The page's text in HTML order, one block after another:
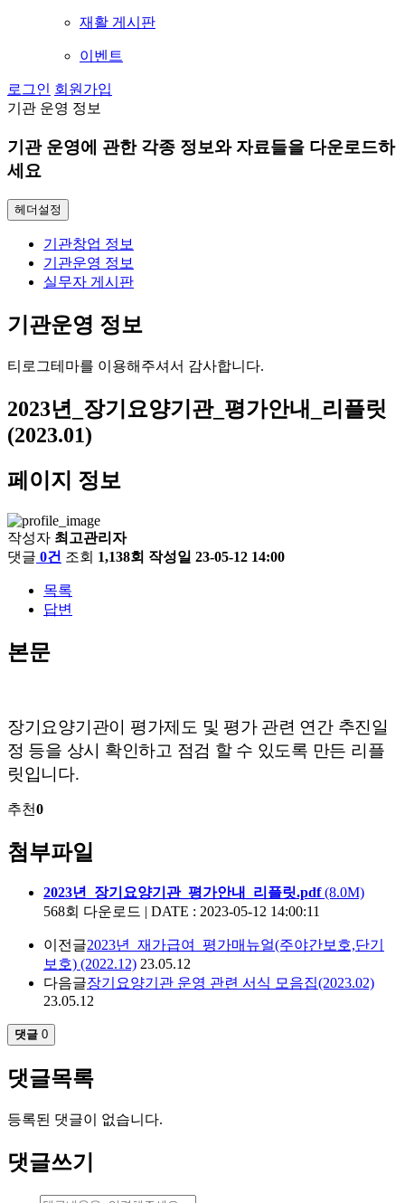
재활 게시판
이벤트
로그인 회원가입
기관 운영 정보
기관 운영에 관한 각종 정보와 자료들을 다운로드하
세요
헤더설정
기관창업 정보
기관운영 정보
실무자 게시판
기관운영 정보
티로그테마를 이용해주셔서 감사합니다.
2023년_장기요양기관_평가안내_리플릿
(2023.01)
페이지 정보
작성자 최고관리자
댓글 0건 조회 1,138회 작성일 23-05-12 14:00
목록
답변
본문
장기요양기관이 평가제도 및 평가 관련 연간 추진일
정 등을 상시 확인하고 점검 할 수 있도록 만든 리플
릿입니다.
추천0
첨부파일
2023년_장기요양기관_평가안내_리플릿.pdf(8.0M)
568회 다운로드 | DATE : 2023-05-12 14:00:11
이전글2023년_재가급여_평가매뉴얼(주야간보호,단기
보호) (2022.12) 23.05.12
다음글장기요양기관 운영 관련 서식 모음집(2023.02)
23.05.12
댓글 0
댓글목록
등록된 댓글이 없습니다.
댓글쓰기